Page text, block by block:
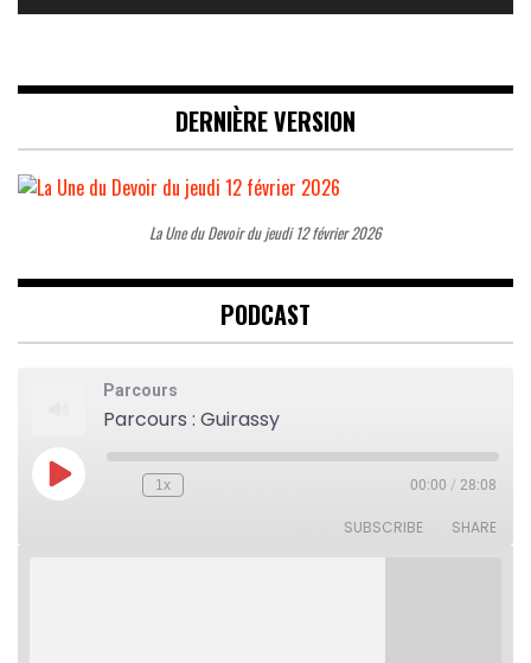
DERNIÈRE VERSION
La Une du Devoir du jeudi 12 février 2026
PODCAST
Parcours
Parcours : Guirassy
Play
Episode
Rewind
1x 00:00 / 28:08
SUBSCRIBE SHARE